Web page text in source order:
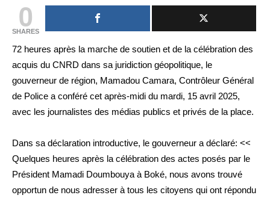
0
SHARES
72 heures après la marche de soutien et de la célébration des
acquis du CNRD dans sa juridiction géopolitique, le
gouverneur de région, Mamadou Camara, Contrôleur Général
de Police a conféré cet après-midi du mardi, 15 avril 2025,
avec les journalistes des médias publics et privés de la place.
Dans sa déclaration introductive, le gouverneur a déclaré: <<
Quelques heures après la célébration des actes posés par le
Président Mamadi Doumbouya à Boké, nous avons trouvé
opportun de nous adresser à tous les citoyens qui ont répondu